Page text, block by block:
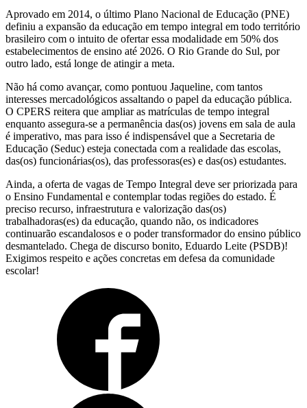
Aprovado em 2014, o último Plano Nacional de Educação (PNE)
definiu a expansão da educação em tempo integral em todo território
brasileiro com o intuito de ofertar essa modalidade em 50% dos
estabelecimentos de ensino até 2026. O Rio Grande do Sul, por
outro lado, está longe de atingir a meta.
Não há como avançar, como pontuou Jaqueline, com tantos
interesses mercadológicos assaltando o papel da educação pública.
O CPERS reitera que ampliar as matrículas de tempo integral
enquanto assegura-se a permanência das(os) jovens em sala de aula
é imperativo, mas para isso é indispensável que a Secretaria de
Educação (Seduc) esteja conectada com a realidade das escolas,
das(os) funcionárias(os), das professoras(es) e das(os) estudantes.
Ainda, a oferta de vagas de Tempo Integral deve ser priorizada para
o Ensino Fundamental e contemplar todas regiões do estado. É
preciso recurso, infraestrutura e valorização das(os)
trabalhadoras(es) da educação, quando não, os indicadores
continuarão escandalosos e o poder transformador do ensino público
desmantelado. Chega de discurso bonito, Eduardo Leite (PSDB)!
Exigimos respeito e ações concretas em defesa da comunidade
escolar!